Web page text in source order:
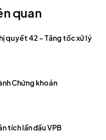
quan
quyết 42 – Tăng tốc xử lý
Chứng khoán
tích lần đầu VPB